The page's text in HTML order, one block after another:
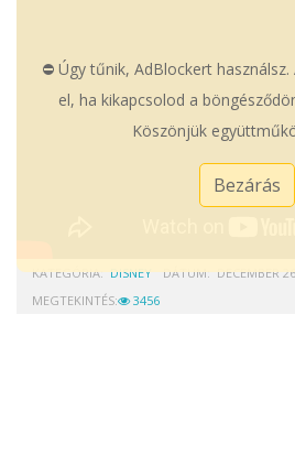
⛔ Úgy tűnik, AdBlockert
el, ha kikapcsolod a
Köszönjük
Bezárás
KATEGÓRIA:DISNEY DÁTUM:DECEMBER
MEGTEKINTÉS:
3456